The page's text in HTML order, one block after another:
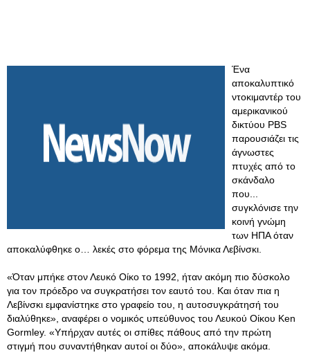
Ένα
αποκαλυπτικό
ντοκιμαντέρ του
αμερικανικού
δικτύου PBS
παρουσιάζει τις
άγνωστες
πτυχές από το
σκάνδαλο
που...
συγκλόνισε την
κοινή γνώμη
των ΗΠΑ όταν
αποκαλύφθηκε ο… λεκές στο φόρεμα της Μόνικα Λεβίνσκι.
«Όταν μπήκε στον Λευκό Οίκο το 1992, ήταν ακόμη πιο δύσκολο
για τον πρόεδρο να συγκρατήσει τον εαυτό του. Και όταν πια η
Λεβίνσκι εμφανίστηκε στο γραφείο του, η αυτοσυγκράτησή του
διαλύθηκε», αναφέρει ο νομικός υπεύθυνος του Λευκού Οίκου Ken
Gormley. «Υπήρχαν αυτές οι σπίθες πάθους από την πρώτη
στιγμή που συναντήθηκαν αυτοί οι δύο», αποκάλυψε ακόμα.